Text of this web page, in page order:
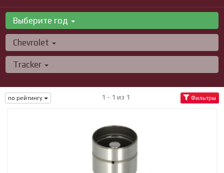
Выберите год
Chevrolet
Tracker
по рейтингу 1 - 1 из 1 Фильтры